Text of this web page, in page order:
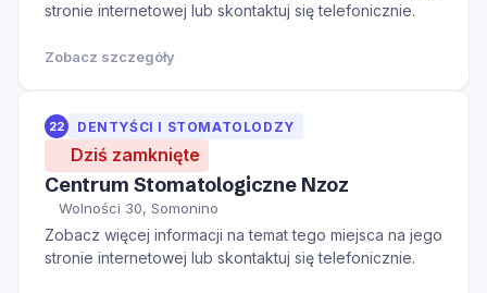
stronie internetowej lub skontaktuj się telefonicznie.
Zobacz szczegóły
22 DENTYŚCI I STOMATOLODZY
Dziś zamknięte
Centrum Stomatologiczne Nzoz
Wolności 30, Somonino
Zobacz więcej informacji na temat tego miejsca na jego
stronie internetowej lub skontaktuj się telefonicznie.